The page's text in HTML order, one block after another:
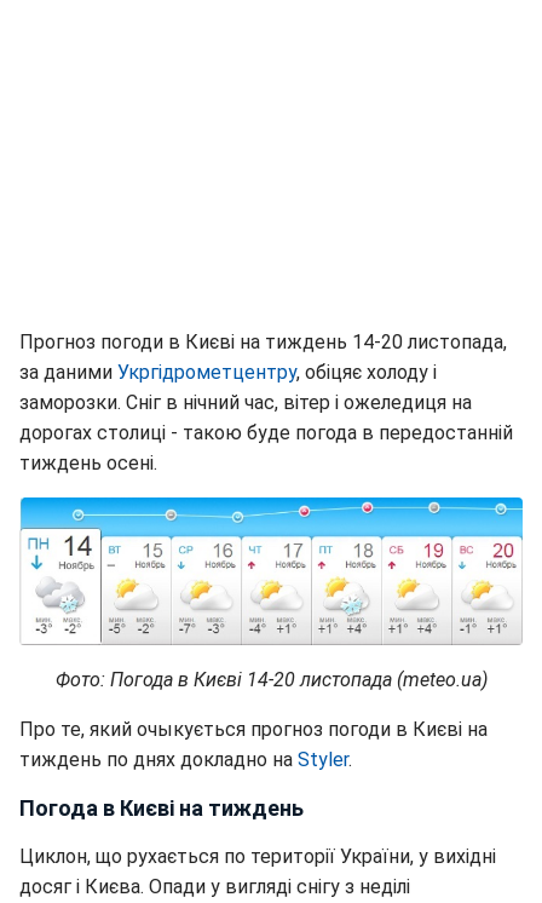
Прогноз погоди в Києві на тиждень 14-20 листопада,
за даними Укргідрометцентру, обіцяє холоду і
заморозки. Сніг в нічний час, вітер і ожеледиця на
дорогах столиці - такою буде погода в передостанній
тиждень осені.
Фото: Погода в Києві 14-20 листопада (meteo.ua)
Про те, який очыкується прогноз погоди в Києві на
тиждень по днях докладно на Styler.
Погода в Києві на тиждень
Циклон, що рухається по території України, у вихідні
досяг і Києва. Опади у вигляді снігу з неділі